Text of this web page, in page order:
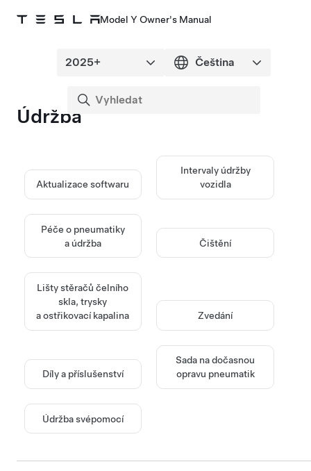
Model Y Owner's Manual
Údržba
Aktualizace softwaru
Intervaly údržby
vozidla
Péče o pneumatiky
a údržba
Čištění
Lišty stěračů čelního
skla, trysky
a ostřikovací kapalina
Zvedání
Díly a příslušenství
Sada na dočasnou
opravu pneumatik
Údržba svépomocí